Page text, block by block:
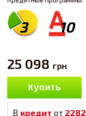
3 10
25 098 грн
Купить
В кредит от 2282